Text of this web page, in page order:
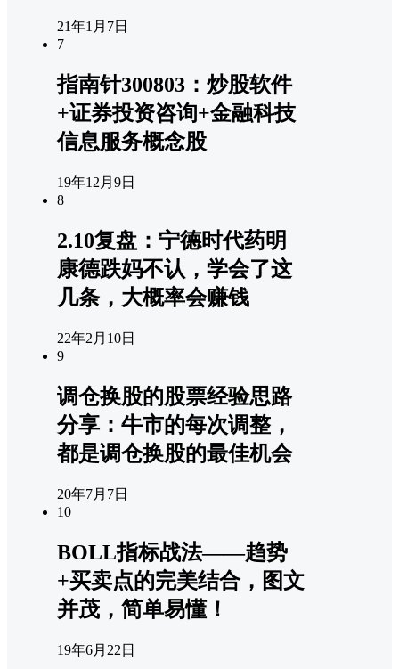
21年1月7日
7
指南针300803：炒股软件
+证券投资咨询+金融科技
信息服务概念股
19年12月9日
8
2.10复盘：宁德时代药明
康德跌妈不认，学会了这
几条，大概率会赚钱
22年2月10日
9
调仓换股的股票经验思路
分享：牛市的每次调整，
都是调仓换股的最佳机会
20年7月7日
10
BOLL指标战法——趋势
+买卖点的完美结合，图文
并茂，简单易懂！
19年6月22日